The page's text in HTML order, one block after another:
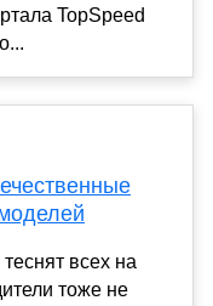
TopSpeed
всех на
тоже не